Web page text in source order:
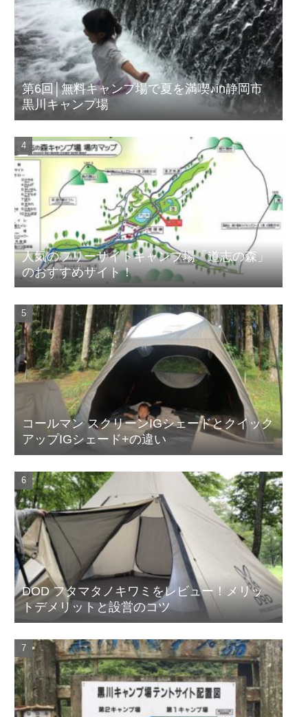
第6回│無料キャンプ場で夏を満喫♪in静岡市
黒川キャンプ場
人気のフリーサイトキャンプ場「道志の森」
のおすすめサイト！
コールマン スクリーンIGシェードとクイック
アップIGシェード+の違い
DOD フタマタノキワミをレビュー！メリッ
トデメリットと設営のコツ